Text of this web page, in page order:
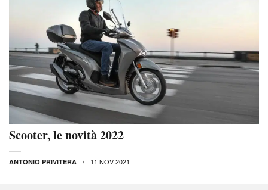
Scooter, le novità 2022
ANTONIO PRIVITERA 11 NOV 2021